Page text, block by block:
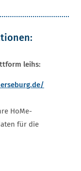
leihs:
HoMe-
für die